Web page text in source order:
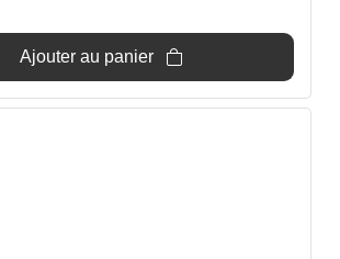
Ajouter au panier